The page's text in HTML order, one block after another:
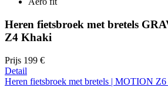
Heren fietsbroek met bretels
Z4 Khaki
Prijs 199 €
Detail
Heren fietsbroek met bretels | MOTION